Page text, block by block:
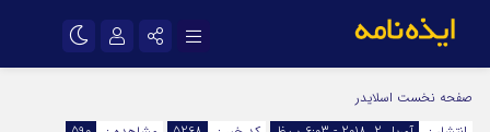
اینستاگرام
صفحه نخست اسلایدر